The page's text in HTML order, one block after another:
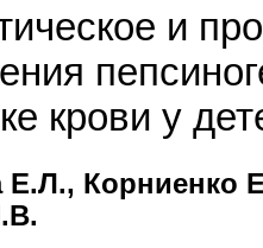
и
крови у
Е.Л., Корниенко